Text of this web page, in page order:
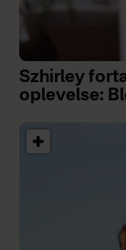
Szhirley
oplevelse: